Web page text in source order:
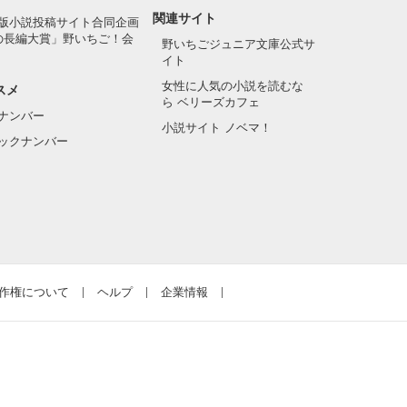
小説投稿サイト合同企画
長編大賞」野いちご！会
メ
ンバー
クナンバー
関連サイト
野いちごジュニア文庫公式サ
イト
女性に人気の小説を読むな
ら ベリーズカフェ
小説サイト ノベマ！
権について ヘルプ 企業情報